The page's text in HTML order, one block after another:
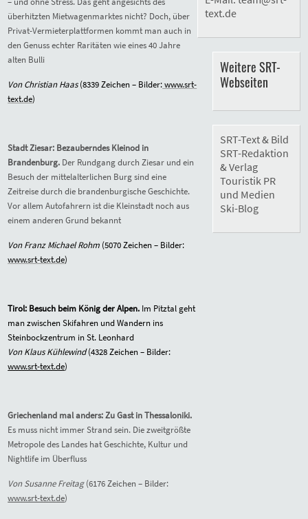
überhitzten Mietwagenmarktes nicht? Doch, über
Privat-Vermieterplattformen kommt man auch in
den Genuss echter Raritäten wie eines 40 Jahre
alten Bulli
Von Christian Haas (8339 Zeichen – Bilder:www.srt-
text.de)
Stadt Ziesar: Bezauberndes Kleinod in
Brandenburg. Der Rundgang durch Ziesar und ein
Besuch der mittelalterlichen Burg sind eine
Zeitreise durch die brandenburgische Geschichte.
Vor allem Autofahrern ist die Kleinstadt noch aus
einem anderen Grund bekannt
Von Franz Michael Rohm (5070 Zeichen – Bilder:
www.srt-text.de)
Tirol: Besuch beim König der Alpen. Im Pitztal geht
man zwischen Skifahren und Wandern ins
Steinbockzentrum in St. Leonhard
Von Klaus Kühlewind(4328 Zeichen – Bilder:
www.srt-text.de)
Griechenland mal anders: Zu Gast in Thessaloniki.
Es muss nicht immer Strand sein. Die zweitgrößte
Metropole des Landes hat Geschichte, Kultur und
Nightlife im Überfluss
Von Susanne Freitag(6176 Zeichen – Bilder:
www.srt-text.de)
text.de
Weitere SRT-
Webseiten
SRT-Text & Bild
SRT-Redaktion
& Verlag
Touristik PR
und Medien
Ski-Blog